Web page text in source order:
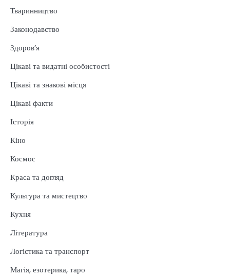
Тваринництво
Законодавство
Здоров’я
Цікаві та видатні особистості
Цікаві та знакові місця
Цікаві факти
Історія
Кіно
Космос
Краса та догляд
Культура та мистецтво
Кухня
Література
Логістика та транспорт
Магія, езотерика, таро